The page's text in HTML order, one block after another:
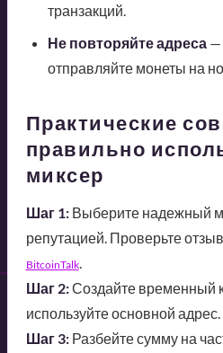
транзакций.
Не повторяйте адреса—
отправляйте монеты на
Практические
правильно
миксер
Шаг 1:Выберите надежный
репутацией. Проверьте
BitcoinTalk.
Шаг 2:Создайте временный
используйте основной адрес.
Шаг 3:Разбейте сумму на